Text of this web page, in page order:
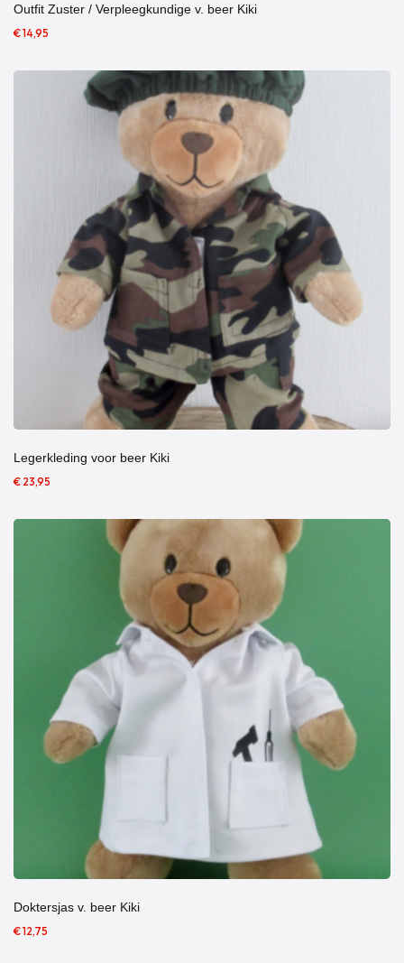
Outfit Zuster / Verpleegkundige v. beer Kiki
€ 14,95
Legerkleding voor beer Kiki
€ 23,95
Doktersjas v. beer Kiki
€ 12,75